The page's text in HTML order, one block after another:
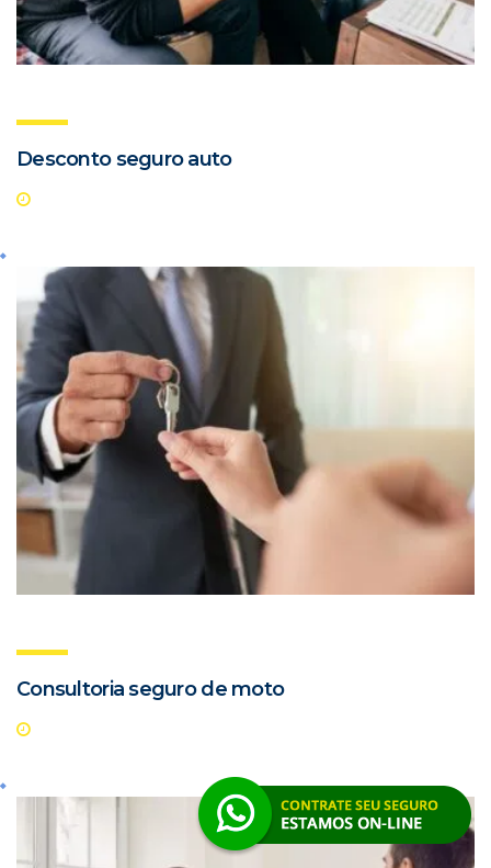
Desconto seguro auto
Consultoria seguro de moto